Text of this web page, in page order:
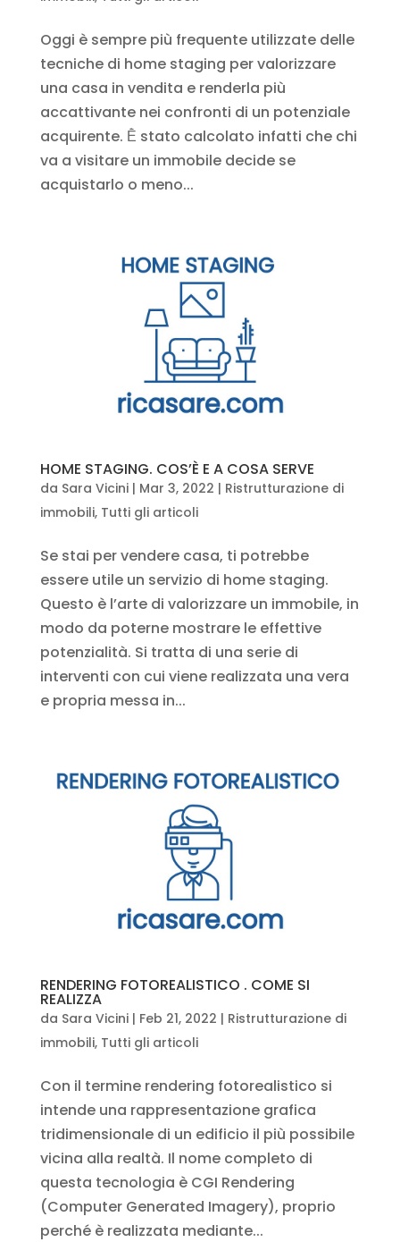
Oggi è sempre più frequente utilizzate delle
tecniche di home staging per valorizzare
una casa in vendita e renderla più
accattivante nei confronti di un potenziale
acquirente. Ḕ stato calcolato infatti che chi
va a visitare un immobile decide se
acquistarlo o meno...
HOME STAGING. COS’È E A COSA SERVE
da Sara Vicini| Mar 3, 2022 | Ristrutturazione di
immobili, Tutti gli articoli
Se stai per vendere casa, ti potrebbe
essere utile un servizio di home staging.
Questo è l’arte di valorizzare un immobile, in
modo da poterne mostrare le effettive
potenzialità. Si tratta di una serie di
interventi con cui viene realizzata una vera
e propria messa in...
RENDERING FOTOREALISTICO . COME SI
REALIZZA
da Sara Vicini| Feb 21, 2022 | Ristrutturazione di
immobili, Tutti gli articoli
Con il termine rendering fotorealistico si
intende una rappresentazione grafica
tridimensionale di un edificio il più possibile
vicina alla realtà. Il nome completo di
questa tecnologia è CGI Rendering
(Computer Generated Imagery), proprio
perché è realizzata mediante...